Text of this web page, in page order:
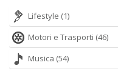
Lifestyle (1)
Motori e Trasporti (46)
Musica (54)